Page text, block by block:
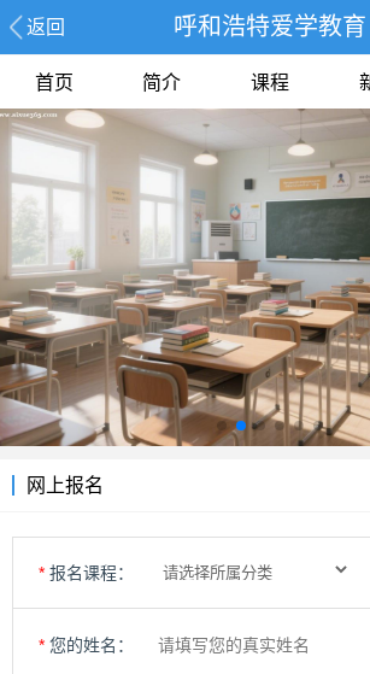
返回 呼和浩特爱学教育
首页 简介 课程
报名
网上报名
* 报名课程：
* 您的姓名：